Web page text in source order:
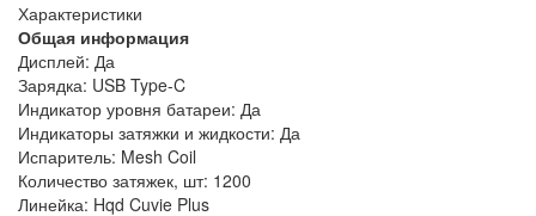
Характеристики
Общая информация
Дисплей: Да
Зарядка: USB Type-C
Индикатор уровня батареи: Да
Индикаторы затяжки и жидкости: Да
Испаритель: Mesh Coil
Количество затяжек, шт: 1200
Линейка: Hqd Cuvie Plus